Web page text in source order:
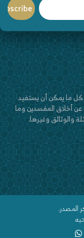
ما يمكن أن يستفيد
أخلاق المفسدين وما
والوثائق وغيرها.
المصدر.